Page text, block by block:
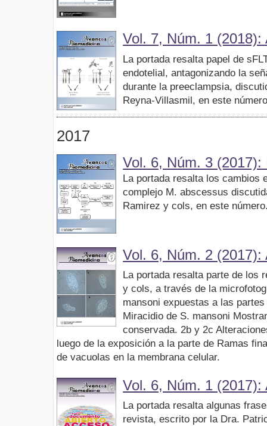
Vol. 7, Núm. 1 (2018):
La portada resalta papel de
endotelial, antagonizando la
durante la preeclampsia,
Reyna-Villasmil, en este
2017
Vol. 6, Núm. 3 (2017):
La portada resalta los cambios
complejo M. abscessus
Ramirez y cols, en este
Vol. 6, Núm. 2 (2017):
La portada resalta parte de los
y cols, a través de la
mansoni expuestas a las
Miracidio de S. mansoni
conservada. 2b y 2c
luego de la exposición a la parte de Ramas
de vacuolas en la membrana celular.
Vol. 6, Núm. 1 (2017):
La portada resalta algunas
revista, escrito por la Dra.